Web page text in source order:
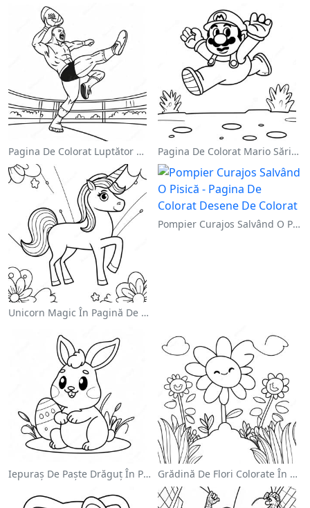
Pagina De Colorat Luptător Wwe Sărind Pe Inamic Pagina De Colorat Mario Sărind Peste Goombas
Unicorn Magic În Pagină De Colorat Cu Curcubeu
Pompier Curajos Salvând O Pisică - Pagina De Colorat
Iepuraș De Paște Drăguț În Pagină De Colorat Grădină De Flori Colorate În Pagină De Colorat